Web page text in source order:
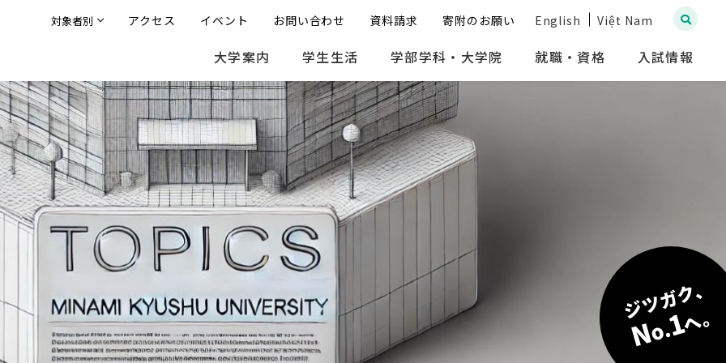
大学案内 学生生活 学部学科・大学院 就職・資格 入試情報
English Việt Nam
対象者別 アクセス イベント お問い合わせ 資料請求 寄附のお願い
ジツガク、
No.1へ。